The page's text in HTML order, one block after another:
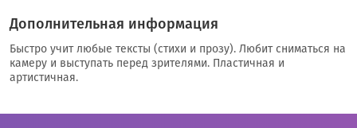
Дополнительная информация
Быстро учит любые тексты (стихи и прозу). Любит сниматься на
камеру и выступать перед зрителями. Пластичная и
артистичная.